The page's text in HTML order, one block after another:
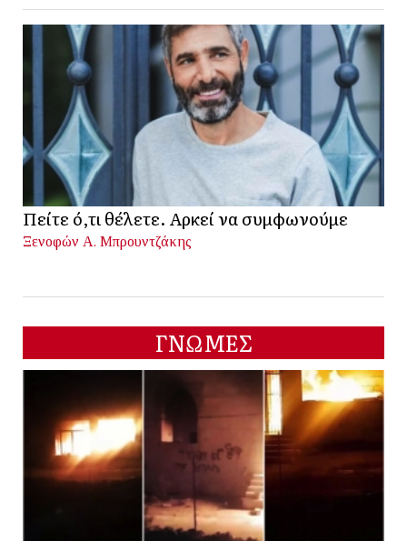
Πείτε ό,τι θέλετε. Αρκεί να συμφωνούμε
Ξενοφών Α. Μπρουντζάκης
ΓΝΩΜΕΣ